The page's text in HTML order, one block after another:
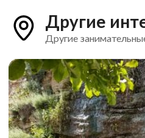
Другие
Другие